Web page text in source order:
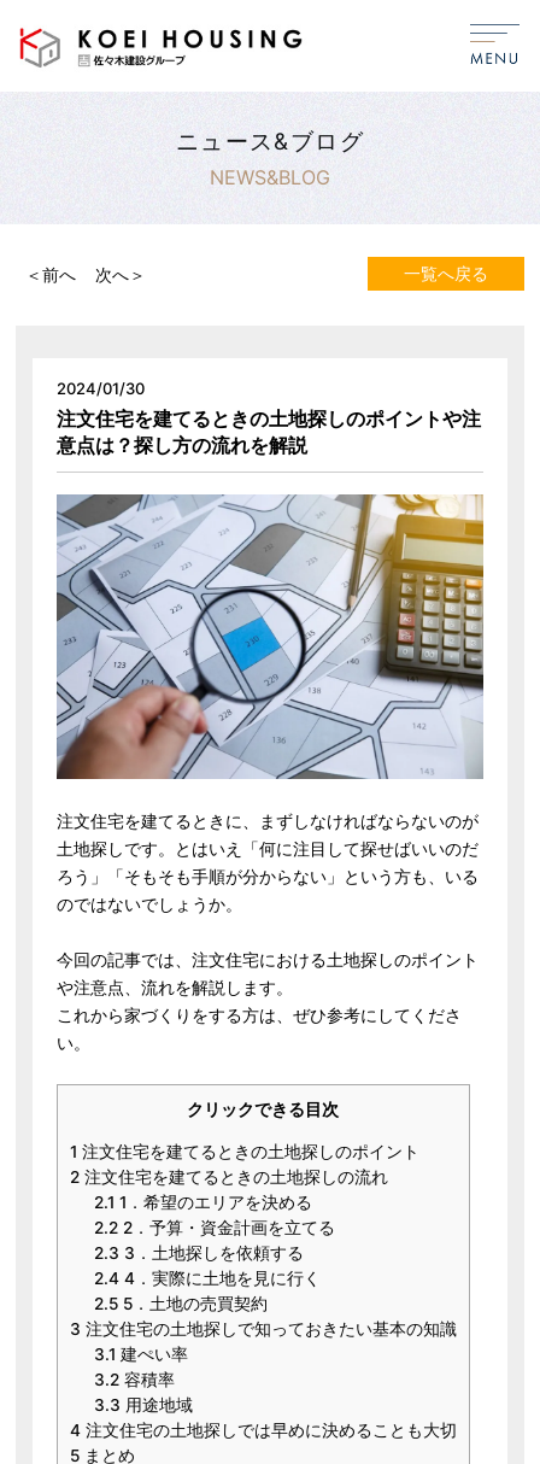
NEWS&BLOG
ニュース&ブログ
＜前へ 次へ＞ 一覧へ戻る
2024/01/30
注文住宅を建てるときの土地探しのポイントや注
意点は？探し方の流れを解説
注文住宅を建てるときに、まずしなければならないのが
土地探しです。とはいえ「何に注目して探せばいいのだ
ろう」「そもそも手順が分からない」という方も、いる
のではないでしょうか。
今回の記事では、注文住宅における土地探しのポイント
や注意点、流れを解説します。
これから家づくりをする方は、ぜひ参考にしてくださ
い。
クリックできる目次
1 注文住宅を建てるときの土地探しのポイント
2注文住宅を建てるときの土地探しの流れ
2.1 1．希望のエリアを決める
2.2 2．予算・資金計画を立てる
2.3 3．土地探しを依頼する
2.4 4．実際に土地を見に行く
2.5 5．土地の売買契約
3 注文住宅の土地探しで知っておきたい基本の知識
3.1 建ぺい率
3.2 容積率
3.3 用途地域
4注文住宅の土地探しでは早めに決めることも大切
5まとめ